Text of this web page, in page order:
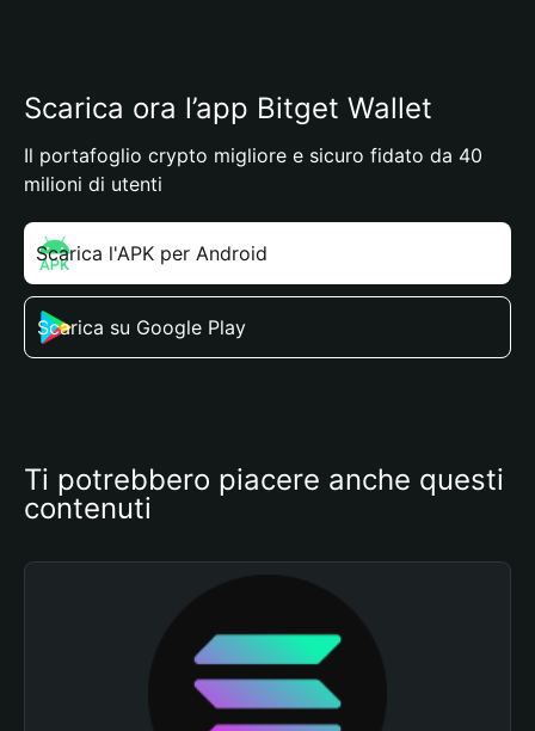
Scarica ora l’app Bitget Wallet
Il portafoglio crypto migliore e sicuro fidato da 40
milioni di utenti
Scarica l'APK per Android
Scarica su Google Play
Ti potrebbero piacere anche questi
contenuti